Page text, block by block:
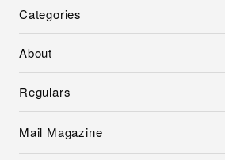
Categories
About
Regulars
Mail Magazine